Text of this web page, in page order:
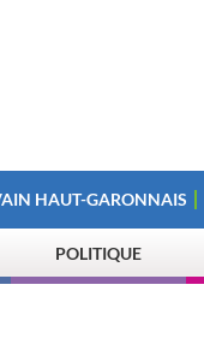
HAUT-GARONNAIS
POLITIQUE